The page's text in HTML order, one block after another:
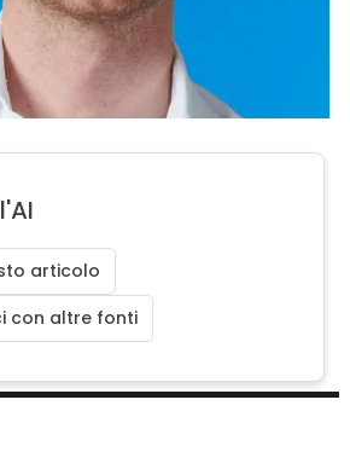
articolo
con altre fonti